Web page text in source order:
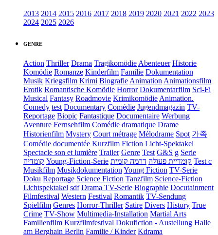
2013 2014 2015 2016 2017 2018 2019 2020 2021 2022 2023
2024 2025 2026
GENRE
Action Thriller Drama Tragikomödie Abenteuer Historie
Komödie Romanze Kinderfilm Familie Dokumentation
Musik Kriegsfilm Krimi Biografie Animation Animationsfilm
Erotik Romantische Komödie Horror Dokumentarfilm Sci-Fi
Musical Fantasy Roadmovie Krimikomödie Animation.
Comedy test Documentary Comédie Jugendmagazin TV-
Reportage Biopic Fantastique Documentaire Werbung
Aventure Fernsehfilm Comédie dramatique Drame
Historienfilm Mystery Court métrage Mélodrame Spot 가족
Comédie documentée Kurzfilm Fiction Licht-Spektakel
Spectacle son et lumière Trailer Genre Test G&S g Serie
קומדיה Young-Fiction-Serie קומדיית פעולה דרמה קומית
Test c
Musikfilm Musikdokumentation Young Fiction TV-Serie
Doku Reportage Science Fiction Tanzfilm Science-Fiction
Lichtspektakel sdf Drama TV-Serie Biographie Docutainment
Filmfestival Western Festival Romantik TV-Sendung
Spielfilm Genres Horror-Thriller Satire Divers History True
Crime TV-Show Multimedia-Installation Martial Arts
Familienfilm Kurzfilmfestival Dokufiction - Austellung Halle
am Berghain Berlin Familie / Kinder Kdrama